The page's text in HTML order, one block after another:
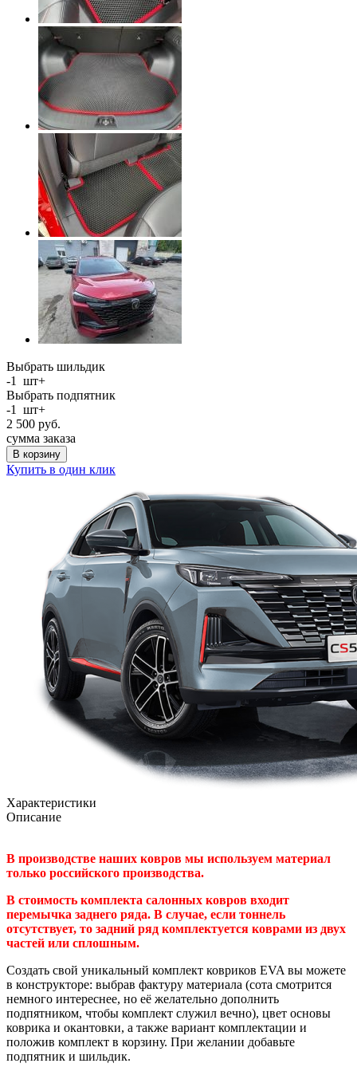
Выбрать шильдик
-1 шт+
Выбрать подпятник
-1 шт+
2 500 руб.
сумма заказа
В корзину
Купить в один клик
Характеристики
Описание
В производстве наших ковров мы используем материал
только российского производства.
В стоимость комплекта салонных ковров входит
перемычка заднего ряда. В случае, если тоннель
отсутствует, то задний ряд комплектуется коврами из двух
частей или сплошным.
Создать свой уникальный комплект ковриков EVA вы можете
в конструкторе: выбрав фактуру материала (сота смотрится
немного интереснее, но её желательно дополнить
подпятником, чтобы комплект служил вечно), цвет основы
коврика и окантовки, а также вариант комплектации и
положив комплект в корзину. При желании добавьте
подпятник и шильдик.